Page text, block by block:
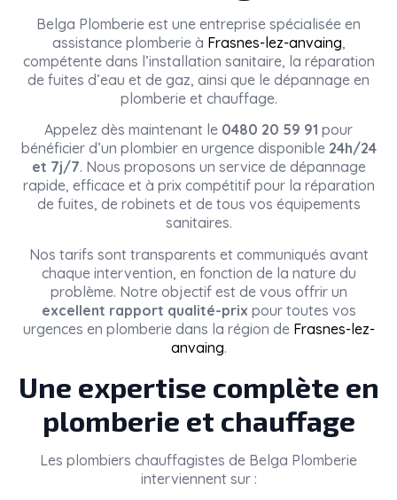
Belga Plomberie est une entreprise spécialisée en
assistance plomberie à Frasnes-lez-anvaing,
compétente dans l’installation sanitaire, la réparation
de fuites d’eau et de gaz, ainsi que le dépannage en
plomberie et chauffage.
Appelez dès maintenant le 0480 20 59 91 pour
bénéficier d’un plombier en urgence disponible 24h/24
et 7j/7. Nous proposons un service de dépannage
rapide, efficace et à prix compétitif pour la réparation
de fuites, de robinets et de tous vos équipements
sanitaires.
Nos tarifs sont transparents et communiqués avant
chaque intervention, en fonction de la nature du
problème. Notre objectif est de vous offrir un
excellent rapport qualité-prix pour toutes vos
urgences en plomberie dans la région de Frasnes-lez-
anvaing.
Une expertise complète en
plomberie et chauffage
Les plombiers chauffagistes de Belga Plomberie
interviennent sur :